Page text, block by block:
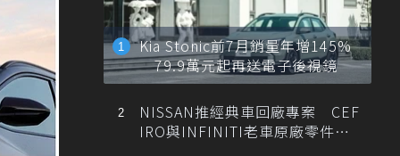
Kia Stonic前7月銷量年增145%
79.9萬元起再送電子後視鏡
NISSAN推經典車回廠專案 CEF
IRO與INFINITI老車原廠零件最